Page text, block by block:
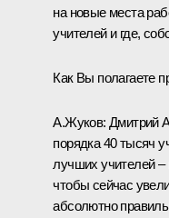
на новые места
учителей и где,
Как Вы полагаете
А.Жуков: Дмитрий
порядка 40 тысяч
лучших учителей
чтобы сейчас
абсолютно